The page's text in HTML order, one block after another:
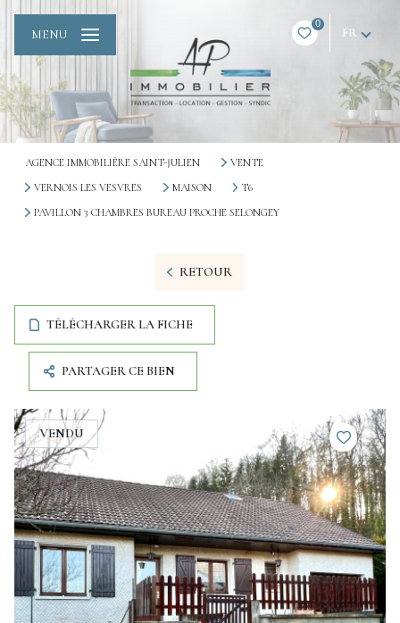
0
FR
MENU
AGENCE IMMOBILIÈRE SAINT-JULIEN
VENTE
VERNOIS LES VESVRES
MAISON
T6
PAVILLON 3 CHAMBRES BUREAU PROCHE SELONGEY
RETOUR
TÉLÉCHARGER LA FICHE
PARTAGER CE BIEN
VENDU